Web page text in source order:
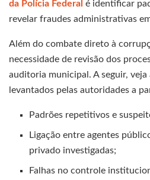
da Polícia Federal é identificar
revelar fraudes administrativas
Além do combate direto à
necessidade de revisão dos
auditoria municipal. A seguir,
levantados pelas autoridades a
Padrões repetitivos e
Ligação entre agentes
privado investigadas;
Falhas no controle